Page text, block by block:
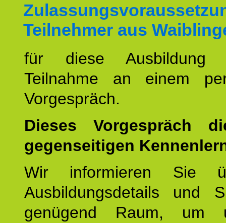
Teilnehmer aus
für diese
Teilnahme an einem
Vorgespräch.
Dieses Vorgespräch
gegenseitigen
Wir informieren Sie
Ausbildungsdetails und
genügend Raum, um